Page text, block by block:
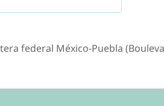
federal México-Puebla